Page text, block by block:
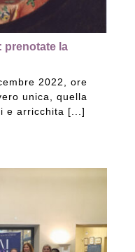
prenotate la
2022, ore
unica, quella
e arricchita [...]